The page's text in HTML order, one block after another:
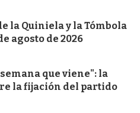
la Quiniela y la Tómbola
agosto de 2026
que viene": la
la fijación del partido